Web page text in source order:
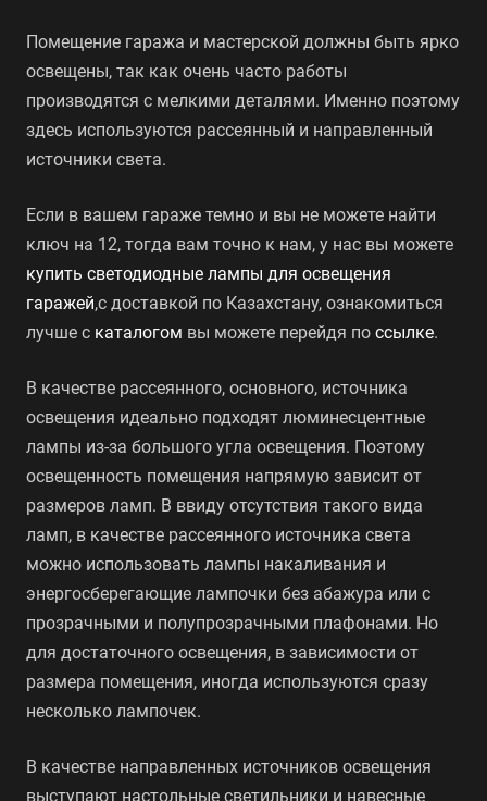
Помещение гаража и мастерской должны быть ярко
освещены, так как очень часто работы
производятся с мелкими деталями. Именно поэтому
здесь используются рассеянный и направленный
источники света.
Если в вашем гараже темно и вы не можете найти
ключ на 12, тогда вам точно к нам, у нас вы можете
купить светодиодные лампы для освещения
гаражей,с доставкой по Казахстану, ознакомиться
лучше с каталогом вы можете перейдя по ссылке.
В качестве рассеянного, основного, источника
освещения идеально подходят люминесцентные
лампы из-за большого угла освещения. Поэтому
освещенность помещения напрямую зависит от
размеров ламп. В ввиду отсутствия такого вида
ламп, в качестве рассеянного источника света
можно использовать лампы накаливания и
энергосберегающие лампочки без абажура или с
прозрачными и полупрозрачными плафонами. Но
для достаточного освещения, в зависимости от
размера помещения, иногда используются сразу
несколько лампочек.
В качестве направленных источников освещения
выступают настольные светильники и навесные